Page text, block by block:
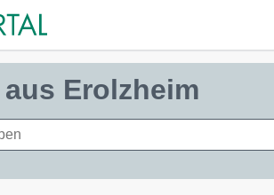
Erolzheim